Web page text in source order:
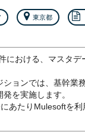
東京都
における、マスタ
ションでは、基幹業
を実施します。
あたりMulesoftを